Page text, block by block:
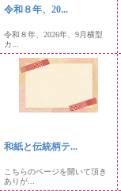
令和８年、20...
令和８年、2026年、9月横型
カ...
和紙と伝統柄テ...
こちらのページを開いて頂き
ありが...